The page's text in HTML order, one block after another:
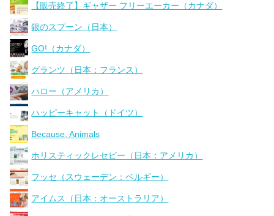
【販売終了】ギャザー フリーエーカー（カナダ）
銀のスプーン（日本）
GO!（カナダ）
グランツ（日本：フランス）
ハロー（アメリカ）
ハッピーキャット（ドイツ）
Because, Animals
ホリスティックレセピー（日本：アメリカ）
フッセ（スウェーデン：ベルギー）
アイムス（日本：オーストラリア）